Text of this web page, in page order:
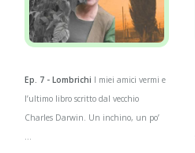
Ep. 7 - Lombrichi I miei amici vermi e
l’ultimo libro scritto dal vecchio
Charles Darwin. Un inchino, un po’
...